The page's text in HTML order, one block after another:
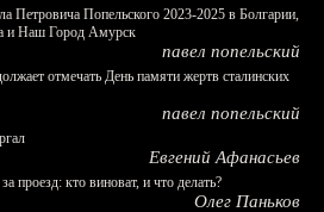
Петровича Попельского 2023-2025 в Болгарии,
и Наш Город Амурск
павел попельский
отмечать День памяти жертв сталинских
павел попельский
Евгений Афанасьев
проезд: кто виноват, и что делать?
Олег Паньков